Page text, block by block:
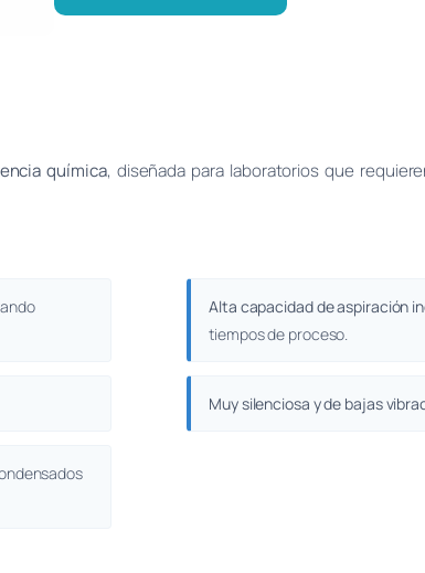
química, diseñada para laboratorios que
Alta capacidad de aspiración
tiempos de proceso.
Muy silenciosa y de bajas